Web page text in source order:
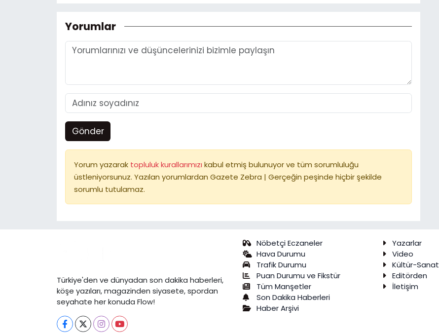
Yorumlar
Gönder
Yorum yazarak topluluk kurallarımızı kabul etmiş bulunuyor ve tüm sorumluluğu
üstleniyorsunuz. Yazılan yorumlardan Gazete Zebra | Gerçeğin peşinde hiçbir şekilde
sorumlu tutulamaz.
Türkiye'den ve dünyadan son dakika haberleri,
köşe yazıları, magazinden siyasete, spordan
seyahate her konuda Flow!
Nöbetçi Eczaneler
Hava Durumu
Trafik Durumu
Puan Durumu ve Fikstür
Tüm Manşetler
Son Dakika Haberleri
Haber Arşivi
Yazarlar
Video
Kültür-Sanat
Editörden
İletişim